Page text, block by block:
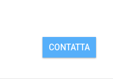
CONTATTA